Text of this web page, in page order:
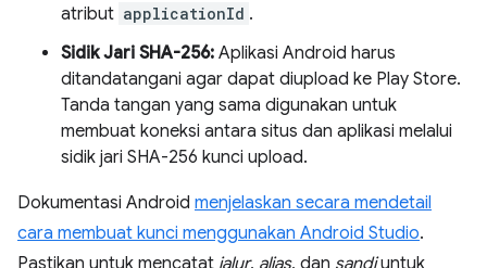
atribut applicationId .
Sidik Jari SHA-256: Aplikasi Android harus
ditandatangani agar dapat diupload ke Play Store.
Tanda tangan yang sama digunakan untuk
membuat koneksi antara situs dan aplikasi melalui
sidik jari SHA-256 kunci upload.
Dokumentasi Android menjelaskan secara mendetail
cara membuat kunci menggunakan Android Studio.
Pastikan untuk mencatat jalur, alias, dan sandiuntuk